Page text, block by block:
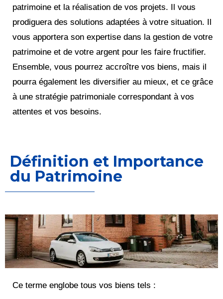
patrimoine et la réalisation de vos projets. Il vous
prodiguera des solutions adaptées à votre situation. Il
vous apportera son expertise dans la gestion de votre
patrimoine et de votre argent pour les faire fructifier.
Ensemble, vous pourrez accroître vos biens, mais il
pourra également les diversifier au mieux, et ce grâce
à une stratégie patrimoniale correspondant à vos
attentes et vos besoins.
Définition et Importance
du Patrimoine
Ce terme englobe tous vos biens tels :